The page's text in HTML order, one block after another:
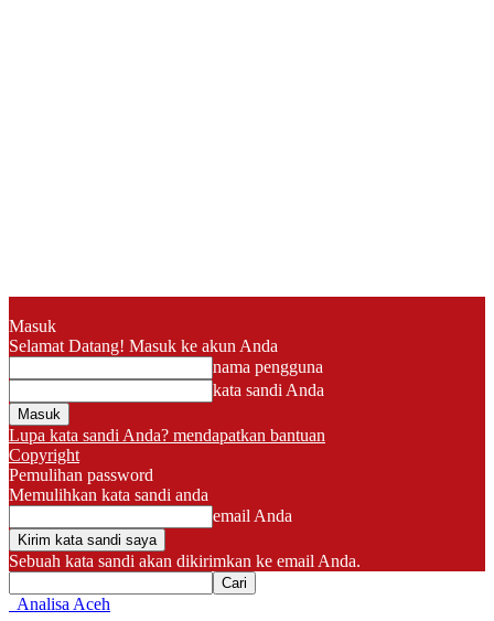
Masuk
Selamat Datang! Masuk ke akun Anda
nama pengguna
kata sandi Anda
Lupa kata sandi Anda? mendapatkan bantuan
Copyright
Pemulihan password
Memulihkan kata sandi anda
email Anda
Sebuah kata sandi akan dikirimkan ke email Anda.
Analisa Aceh